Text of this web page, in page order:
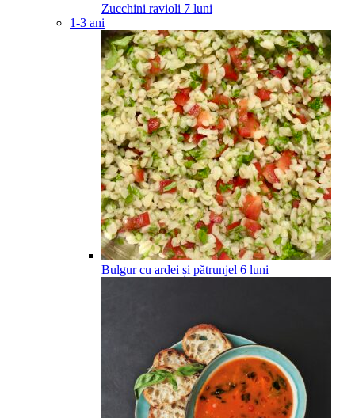
Zucchini ravioli 7 luni
1-3 ani
Bulgur cu ardei și pătrunjel 6 luni